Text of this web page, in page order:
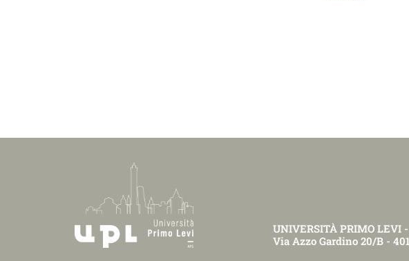
UNIVERSITÀ PRIMO LEVI
Via Azzo Gardino 20/B -